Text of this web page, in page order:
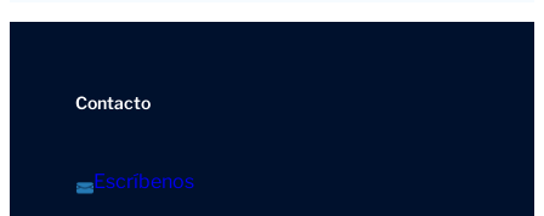
Contacto
Escríbenos